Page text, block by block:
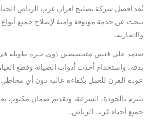
تُعد أفضل شركة تصليح افران غرب الرياض
يبحث عن خدمة موثوقة وآمنة لإصلاح جميع أنواع
والتجارية.
نعتمد على فنيين متخصصين ذوي خبرة طويلة
بدقة، واستخدام أحدث أدوات الصيانة وقطع
عودة الفرن للعمل بكفاءة عالية دون أي مخاطر.
نلتزم بالجودة، السرعة، وتقديم ضمان مكتوب
جميع أحياء غرب الرياض.